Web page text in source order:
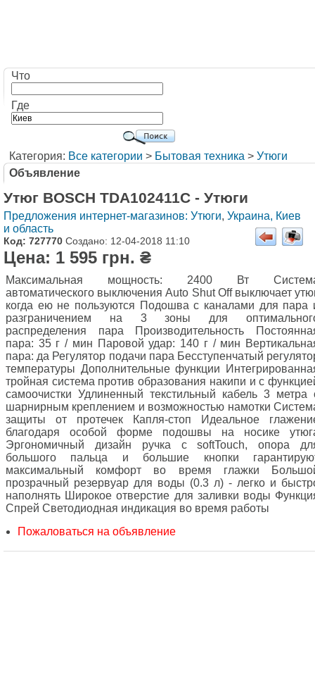
Что
Где
Категория: Все категории > Бытовая техника > Утюги
Объявление
Утюг BOSCH TDA102411C - Утюги
Предложения интернет-магазинов: Утюги, Украина, Киев
и область
Код: 727770 Создано: 12-04-2018 11:10
Цена: 1 595 грн. ₴
Максимальная мощность: 2400 Вт
автоматического выключения Auto Shut Off выключает
когда ею не пользуются Подошва с каналами для пара
разграничением на 3 зоны для
распределения пара Производительность
пара: 35 г / мин Паровой удар: 140 г / мин
пара: да Регулятор подачи пара Бесступенчатый
температуры Дополнительные функции
тройная система против образования накипи и с
самоочистки Удлиненный текстильный кабель 3 метра
шарнирным креплением и возможностью намотки
защиты от протечек Капля-стоп Идеальное
благодаря особой форме подошвы на носике
Эргономичный дизайн ручка с softTouch, опора
большого пальца и большие кнопки
максимальный комфорт во время глажки
прозрачный резервуар для воды (0.3 л) - легко и
наполнять Широкое отверстие для заливки воды
Спрей Светодиодная индикация во время работы
Пожаловаться на объявление